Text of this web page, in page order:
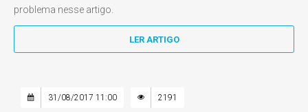
problema nesse artigo.
LER ARTIGO
31/08/2017 11:00 2191